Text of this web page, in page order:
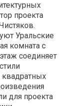
проекта
Уральские
комната с
соединяет
для проекта